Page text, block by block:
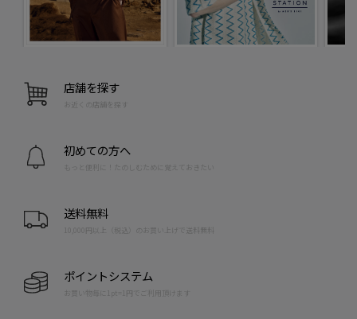
店舗を探す
お近くの店舗を探す
初めての方へ
もっと便利に！たのしむために覚えておきたい
送料無料
10,000円以上（税込）のお買い上げで送料無料
ポイントシステム
お買い物毎に1pt=1円でご利用頂けます